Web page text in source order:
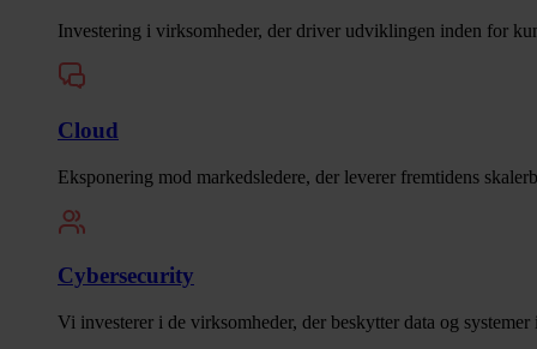
Investering i virksomheder, der driver udviklingen inden for
Cloud
Eksponering mod markedsledere, der leverer fremtidens
Cybersecurity
Vi investerer i de virksomheder, der beskytter data og